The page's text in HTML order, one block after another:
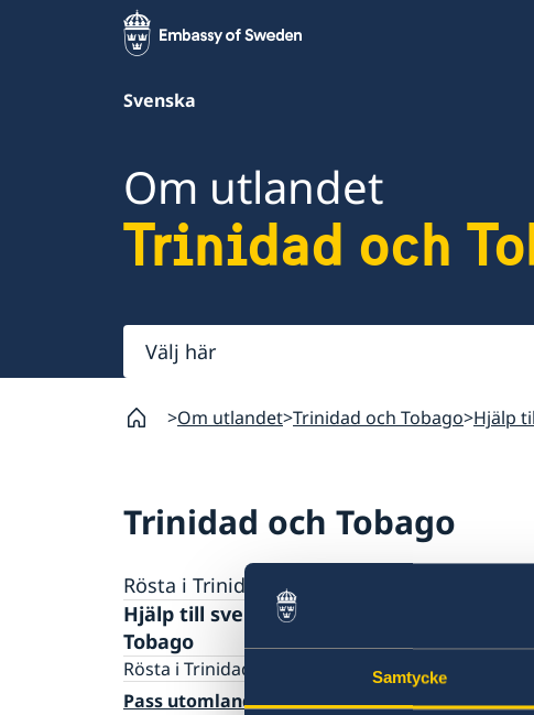
Samtycke
Svenska
Om utlandet
Trinidad och
Välj
här
Om utlandet Trinidad och Tobago Hjälp
Trinidad och Tobago
Rösta i Trinidad och Tobago
Hjälp till svenskar i Trinidad och
Tobago
Rösta i Trinidad och Tobago
Pass utomlands